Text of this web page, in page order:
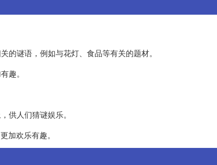
的谜语，例如与花灯、食品等有关的题材。
趣。
供人们猜谜娱乐。
加欢乐有趣。